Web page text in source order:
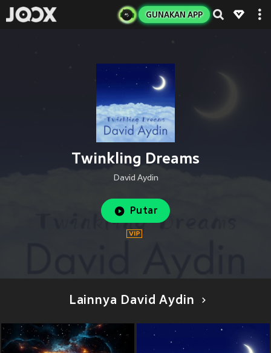
GUNAKAN APP
Twinkling Dreams
David Aydin
Putar
Lainnya David Aydin